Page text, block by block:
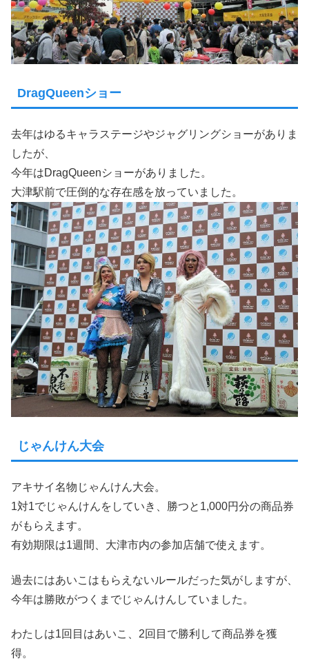
DragQueenショー
去年はゆるキャラステージやジャグリングショーがありま
したが、
今年はDragQueenショーがありました。
大津駅前で圧倒的な存在感を放っていました。
じゃんけん大会
アキサイ名物じゃんけん大会。
1対1でじゃんけんをしていき、勝つと1,000円分の商品券
がもらえます。
有効期限は1週間、大津市内の参加店舗で使えます。
過去にはあいこはもらえないルールだった気がしますが、
今年は勝敗がつくまでじゃんけんしていました。
わたしは1回目はあいこ、2回目で勝利して商品券を獲
得。